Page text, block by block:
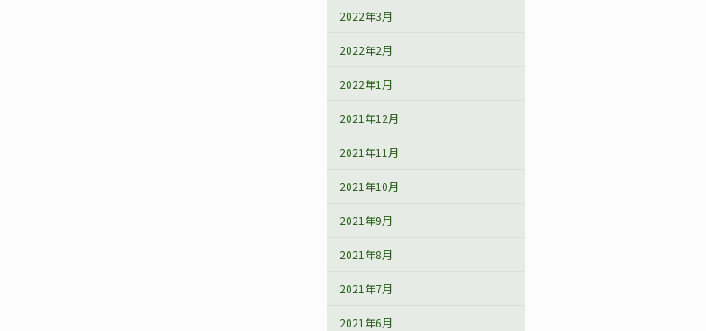
2022年3月
2022年2月
2022年1月
2021年12月
2021年11月
2021年10月
2021年9月
2021年8月
2021年7月
2021年6月